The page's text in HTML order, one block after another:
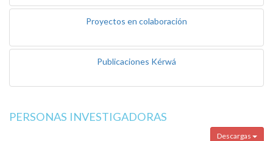
Proyectos en colaboración
Publicaciones Kérwá
PERSONAS INVESTIGADORAS
Descargas